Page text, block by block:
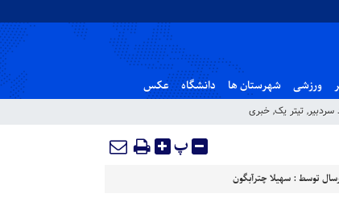
ورزشی شهرستان ها دانشگاه عکس
سردبیر, تیتر یک, خبری
پ
توسط : سهیلا چترآبگون